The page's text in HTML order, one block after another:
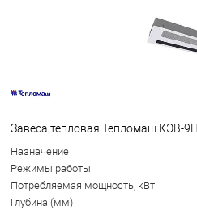
Завеса тепловая Тепломаш КЭВ-
Назначение
Режимы работы
Потребляемая мощность, кВт
Глубина (мм)